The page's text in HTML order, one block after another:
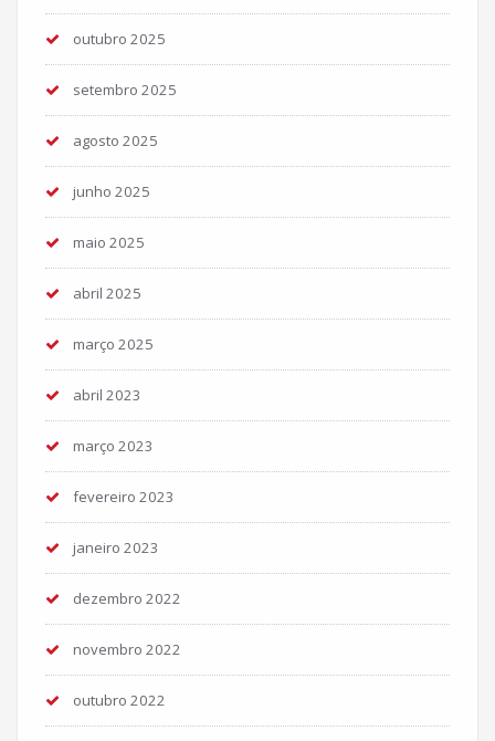
outubro 2025
setembro 2025
agosto 2025
junho 2025
maio 2025
abril 2025
março 2025
abril 2023
março 2023
fevereiro 2023
janeiro 2023
dezembro 2022
novembro 2022
outubro 2022